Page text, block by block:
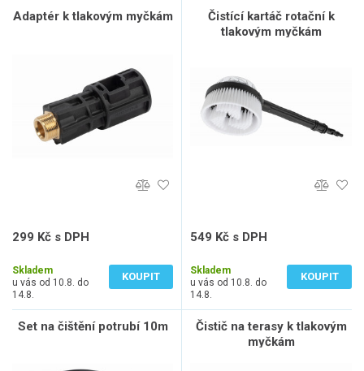
Adaptér k tlakovým myčkám
299 Kč s DPH
Skladem
u vás od 10.8. do
14.8.
KOUPIT
Čistící kartáč rotační k
tlakovým myčkám
549 Kč s DPH
Skladem
u vás od 10.8. do
14.8.
KOUPIT
Set na čištění potrubí 10m
Čistič na terasy k tlakovým
myčkám